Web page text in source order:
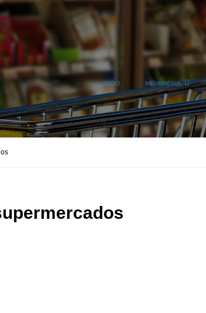
INICIO MEMBRESIA